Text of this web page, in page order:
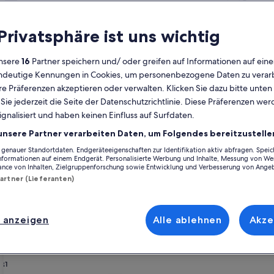
Derzeit
die
Monate
August
2026
und
September
angezeigt.
MoMontag
DiDienstag
MiMittwoch
DoDonnerstag
Fr Freitag
SaSamstag
SoSonntag
3 4 5 6 7 8 9
10 11 12
23
30
31
MoMontag
Di
7 8 9
21 22
28 29
Auswahl stehen dir 81 Ferienhäuser, 1824 Apartments und eine
oder deiner Fellnase eine Ausstattung, die keine Wünsche
und allen Bedürfnissen gerecht wird – dir steht ein vielfältiges
– Paris (und
A/C, WiFi, ideal
de Nazareth, Le Marais
ist uns wichtig
16 Partner speichern und/ oder greifen auf Informationen auf
Kennungen in Cookies, um personenbezogene Daten zu
Präferenzen akzeptieren oder verwalten. Klicken Sie dazu bitte
jederzeit die Seite der Datenschutzrichtlinie. Diese Präferenzen
und haben keinen Einfluss auf Surfdaten.
Partner verarbeiten Daten, um Folgendes
Standortdaten. Endgeräteeigenschaften zur Identifikation aktiv abfragen.
auf einem Endgerät. Personalisierte Werbung und Inhalte, Messung von
von Inhalten, Zielgruppenforschung sowie Entwicklung und Verbesserung von
(Lieferanten)
Alle ablehnen